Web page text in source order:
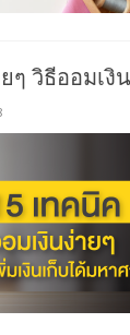
ๆ วิธีออมเงิ